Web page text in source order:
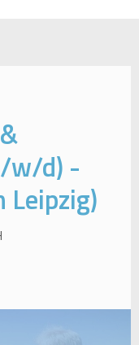
w/d) -
Leipzig)